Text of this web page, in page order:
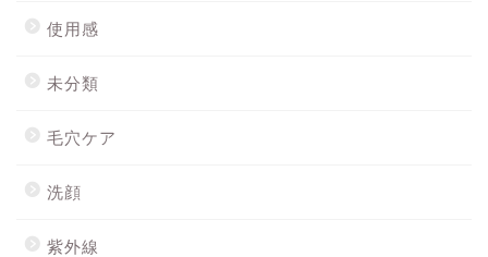
使用感
未分類
毛穴ケア
洗顔
紫外線